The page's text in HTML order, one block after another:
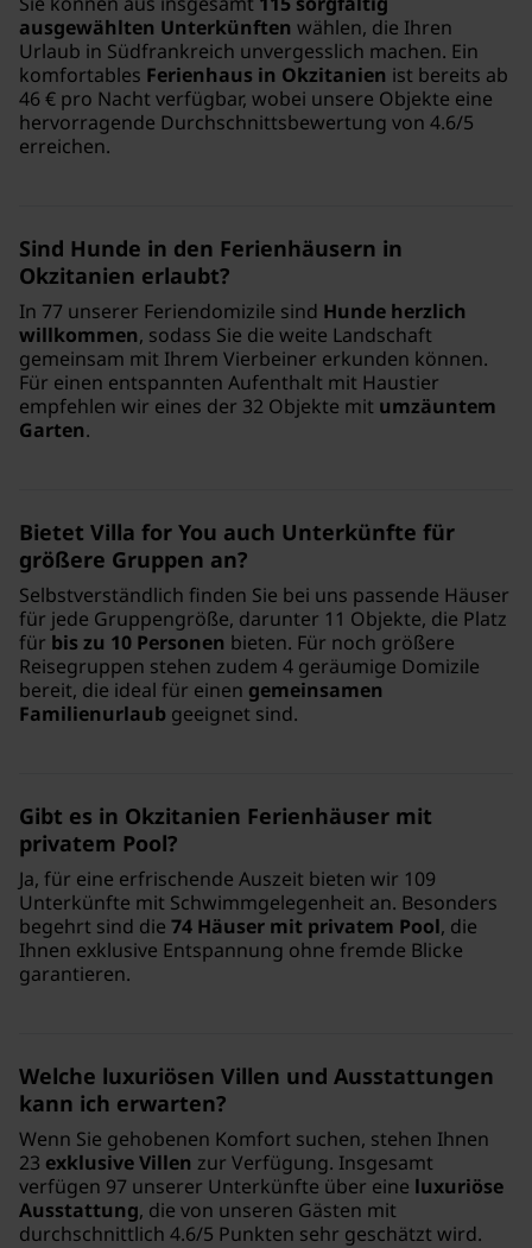
ausgewählten Unterkünften wählen, die Ihren
Urlaub in Südfrankreich unvergesslich machen. Ein
komfortables Ferienhaus in Okzitanien ist bereits ab
46 € pro Nacht verfügbar, wobei unsere Objekte eine
hervorragende Durchschnittsbewertung von 4.6/5
erreichen.
Sind Hunde in den Ferienhäusern in
Okzitanien erlaubt?
In 77 unserer Feriendomizile sind Hunde herzlich
willkommen, sodass Sie die weite Landschaft
gemeinsam mit Ihrem Vierbeiner erkunden können.
Für einen entspannten Aufenthalt mit Haustier
empfehlen wir eines der 32 Objekte mit umzäuntem
Garten.
Bietet Villa for You auch Unterkünfte für
größere Gruppen an?
Selbstverständlich finden Sie bei uns passende Häuser
für jede Gruppengröße, darunter 11 Objekte, die Platz
für bis zu 10 Personen bieten. Für noch größere
Reisegruppen stehen zudem 4 geräumige Domizile
bereit, die ideal für einen gemeinsamen
Familienurlaub geeignet sind.
Gibt es in Okzitanien Ferienhäuser mit
privatem Pool?
Ja, für eine erfrischende Auszeit bieten wir 109
Unterkünfte mit Schwimmgelegenheit an. Besonders
begehrt sind die 74 Häuser mit privatem Pool, die
Ihnen exklusive Entspannung ohne fremde Blicke
garantieren.
Welche luxuriösen Villen und Ausstattungen
kann ich erwarten?
Wenn Sie gehobenen Komfort suchen, stehen Ihnen
23 exklusive Villen zur Verfügung. Insgesamt
verfügen 97 unserer Unterkünfte über eine luxuriöse
Ausstattung, die von unseren Gästen mit
durchschnittlich 4.6/5 Punkten sehr geschätzt wird.